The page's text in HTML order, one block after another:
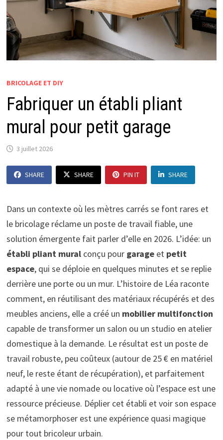
BRICOLAGE ET DIY
Fabriquer un établi pliant
mural pour petit garage
3 juillet 2026
SHARE SHARE PIN IT SHARE
Dans un contexte où les mètres carrés se font rares et
le bricolage réclame un poste de travail fiable, une
solution émergente fait parler d’elle en 2026. L’idée: un
établi pliant muralconçu pour garageet petit
espace, qui se déploie en quelques minutes et se replie
derrière une porte ou un mur. L’histoire de Léa raconte
comment, en réutilisant des matériaux récupérés et des
meubles anciens, elle a créé un mobilier multifonction
capable de transformer un salon ou un studio en atelier
domestique à la demande. Le résultat est un poste de
travail robuste, peu coûteux (autour de 25 € en matériel
neuf, le reste étant de récupération), et parfaitement
adapté à une vie nomade ou locative où l’espace est une
ressource précieuse. Déplier cet établi et voir son espace
se métamorphoser est une expérience quasi magique
pour tout bricoleur urbain.